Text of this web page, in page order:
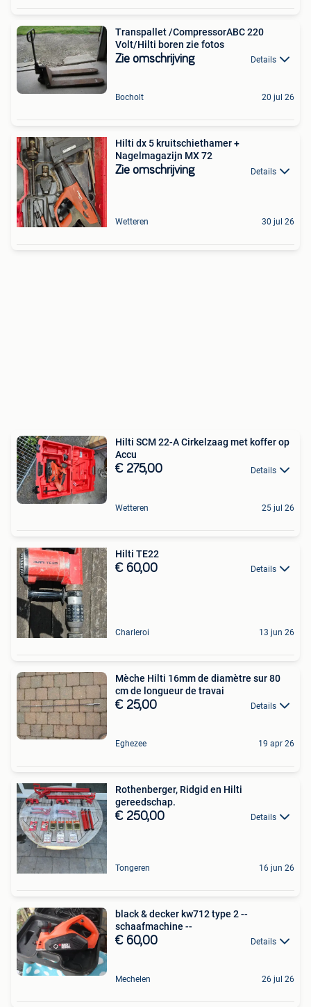
Transpallet /CompressorABC 220
Volt/Hilti boren zie fotos
Zie omschrijving Details
Bocholt 20 jul 26
Hilti dx 5 kruitschiethamer +
Nagelmagazijn MX 72
Zie omschrijving Details
Wetteren 30 jul 26
Hilti SCM 22-A Cirkelzaag met koffer op
Accu
€ 275,00 Details
Wetteren 25 jul 26
Hilti TE22
€ 60,00 Details
Charleroi 13 jun 26
Mèche Hilti 16mm de diamètre sur 80
cm de longueur de travai
€ 25,00 Details
Eghezee 19 apr 26
Rothenberger, Ridgid en Hilti
gereedschap.
€ 250,00 Details
Tongeren 16 jun 26
black & decker kw712 type 2 --
schaafmachine --
€ 60,00 Details
Mechelen 26 jul 26